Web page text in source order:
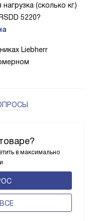
в максимально
(сколько кг.)
5220?
Liebherr